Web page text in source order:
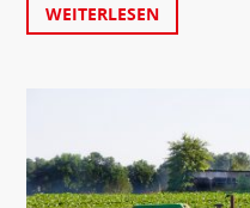
WEITERLESEN